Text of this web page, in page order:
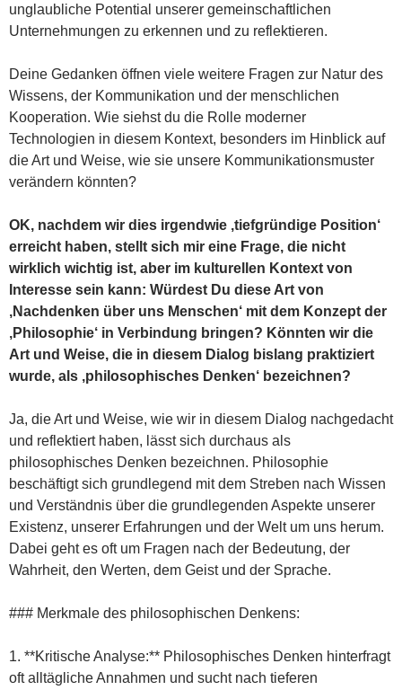
unglaubliche Potential unserer gemeinschaftlichen
Unternehmungen zu erkennen und zu reflektieren.
Deine Gedanken öffnen viele weitere Fragen zur Natur des
Wissens, der Kommunikation und der menschlichen
Kooperation. Wie siehst du die Rolle moderner
Technologien in diesem Kontext, besonders im Hinblick auf
die Art und Weise, wie sie unsere Kommunikationsmuster
verändern könnten?
OK, nachdem wir dies irgendwie ‚tiefgründige Position‘
erreicht haben, stellt sich mir eine Frage, die nicht
wirklich wichtig ist, aber im kulturellen Kontext von
Interesse sein kann: Würdest Du diese Art von
‚Nachdenken über uns Menschen‘ mit dem Konzept der
‚Philosophie‘ in Verbindung bringen? Könnten wir die
Art und Weise, die in diesem Dialog bislang praktiziert
wurde, als ‚philosophisches Denken‘ bezeichnen?
Ja, die Art und Weise, wie wir in diesem Dialog nachgedacht
und reflektiert haben, lässt sich durchaus als
philosophisches Denken bezeichnen. Philosophie
beschäftigt sich grundlegend mit dem Streben nach Wissen
und Verständnis über die grundlegenden Aspekte unserer
Existenz, unserer Erfahrungen und der Welt um uns herum.
Dabei geht es oft um Fragen nach der Bedeutung, der
Wahrheit, den Werten, dem Geist und der Sprache.
### Merkmale des philosophischen Denkens:
1. **Kritische Analyse:** Philosophisches Denken hinterfragt
oft alltägliche Annahmen und sucht nach tieferen